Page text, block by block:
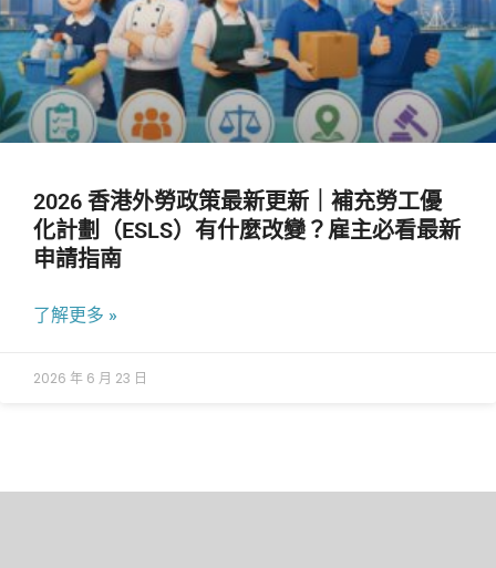
2026 香港外勞政策最新更新｜補充勞工優
化計劃（ESLS）有什麼改變？雇主必看最新
申請指南
了解更多 »
2026 年 6 月 23 日